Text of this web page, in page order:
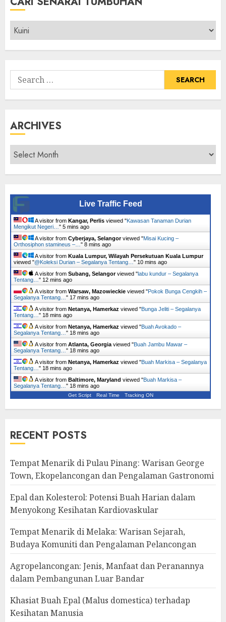
Cari
Senarai
Tumbuhan
Search
for:
ARCHIVES
Archives
Live Traffic Feed
A visitor from Kangar, Perlis viewed "Kawasan Tanaman Durian
Mengikut Negeri… " 5 mins ago
A visitor from Cyberjaya, Selangorviewed "Misai Kucing –
Orthosiphon stamineus –… " 8 mins ago
A visitor from Kuala Lumpur, Wilayah Persekutuan Kuala Lumpur
viewed "@Koleksi Durian – Segalanya Tentang… " 10 mins ago
A visitor from Subang, Selangorviewed "labu kundur – Segalanya
Tentang… " 12 mins ago
A visitor from Warsaw, Mazowieckie viewed "Pokok Bunga Cengkih –
Segalanya Tentang… " 17 mins ago
A visitor from Netanya, Hamerkaz viewed "Bunga Jeliti – Segalanya
Tentang… " 18 mins ago
A visitor from Netanya, Hamerkaz viewed "Buah Avokado –
Segalanya Tentang… " 18 mins ago
A visitor from Atlanta, Georgia viewed "Buah Jambu Mawar –
Segalanya Tentang… " 18 mins ago
A visitor from Netanya, Hamerkaz viewed "Buah Markisa – Segalanya
Tentang… " 18 mins ago
A visitor from Baltimore, Maryland viewed "Buah Markisa –
Segalanya Tentang… " 18 mins ago
Get Script Real Time Tracking ON
RECENT POSTS
Tempat Menarik di Pulau Pinang: Warisan George
Town, Ekopelancongan dan Pengalaman Gastronomi
Epal dan Kolesterol: Potensi Buah Harian dalam
Menyokong Kesihatan Kardiovaskular
Tempat Menarik di Melaka: Warisan Sejarah,
Budaya Komuniti dan Pengalaman Pelancongan
Agropelancongan: Jenis, Manfaat dan Peranannya
dalam Pembangunan Luar Bandar
Khasiat Buah Epal (Malus domestica) terhadap
Kesihatan Manusia